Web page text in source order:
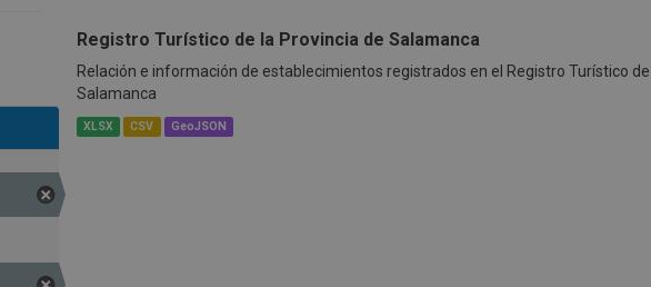
Registro Turístico de la Provincia de Salamanca
Relación e información de establecimientos registrados en el Registro Turístico
Salamanca
XLSX CSV GeoJSON